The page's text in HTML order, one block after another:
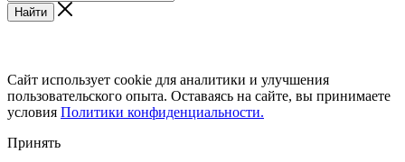
Найти
Сайт использует cookie для аналитики и улучшения
пользовательского опыта. Оставаясь на сайте, вы принимаете
условия Политики конфиденциальности.
Принять